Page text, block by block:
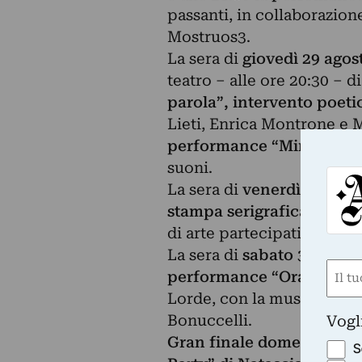
passanti, in
Mostruos3.
La sera di giovedì 29
teatro – alle ore 20:30 – di
parola”, intervento
Lieti, Enrica Montrone e
performance “Miracolo”
suoni.
La sera di venerdì 30
stampa serigrafica di
di arte partecipativa che
La sera di sabato 31
performance “Oracolo
Lorde, con la musica di
Bonuccelli.
Gran finale domenica 1
Nome